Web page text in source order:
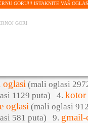
GORU!!! ISTAKNITE VAŠ
GORI
oglasi (mali oglasi
1129 puta) 4. kotor
oglasi (mali oglasi
581 puta) 9. gmail-